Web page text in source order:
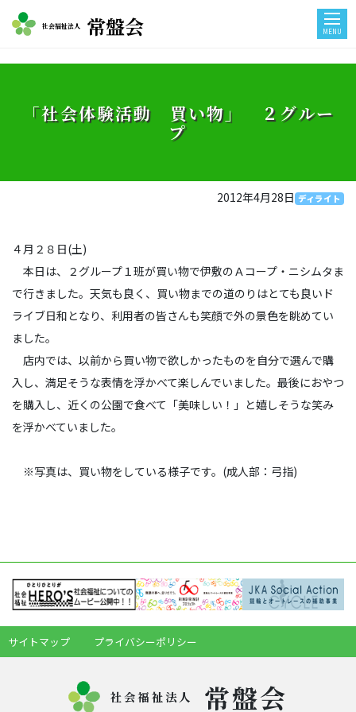
社会福祉法人 常盤会 MENU
「社会体験活動 買い物」 ２グルー
プ
2012年4月28日 ディライト
４月２８日(土)
本日は、２グループ１班が買い物で伊敷のＡコープ・ニシムタま
で行きました。天気も良く、買い物までの道のりはとても良いド
ライブ日和となり、利用者の皆さんも笑顔で外の景色を眺めてい
ました。
店内では、以前から買い物で欲しかったものを自分で選んで購
入し、満足そうな表情を浮かべて楽しんでいました。最後におやつ
を購入し、近くの公園で食べて「美味しい！」と嬉しそうな笑み
を浮かべていました。
※写真は、買い物をしている様子です。(成人部：弓指)
サイトマップ プライバシーポリシー
社会福祉法人 常盤会